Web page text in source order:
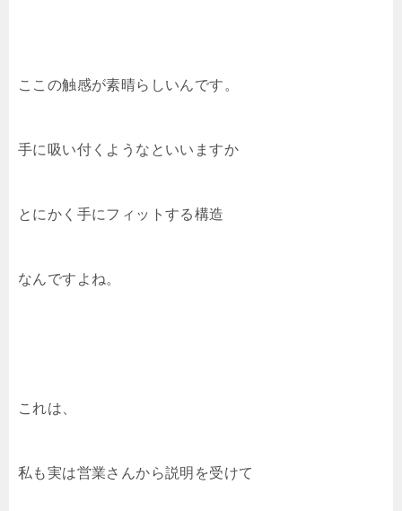
ここの触感が素晴らしいんです。
手に吸い付くようなといいますか
とにかく手にフィットする構造
なんですよね。
これは、
私も実は営業さんから説明を受けて